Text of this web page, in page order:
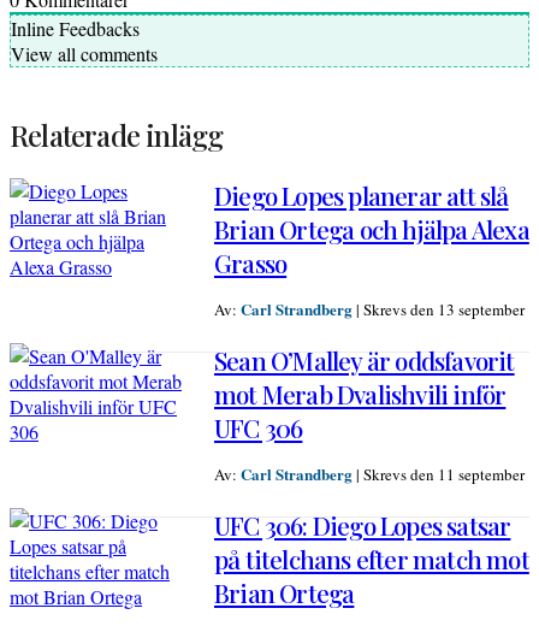
Inline Feedbacks
View all comments
Relaterade inlägg
Diego Lopes planerar att slå
Brian Ortega och hjälpa Alexa
Grasso
Av: Carl Strandberg| Skrevs den 13 september
Sean O’Malley är oddsfavorit
mot Merab Dvalishvili inför
UFC 306
Av: Carl Strandberg| Skrevs den 11 september
UFC 306: Diego Lopes satsar
på titelchans efter match mot
Brian Ortega